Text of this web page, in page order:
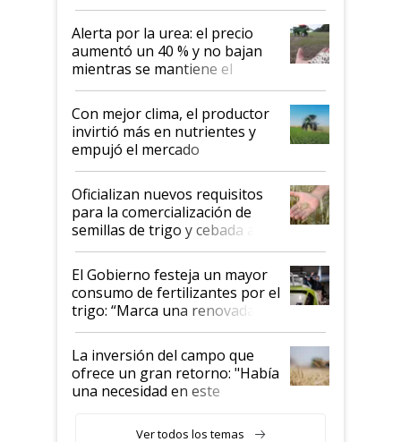
Alerta por la urea: el precio
aumentó un 40 % y no bajan
mientras se mantiene el
conflicto en Medio Oriente
Con mejor clima, el productor
invirtió más en nutrientes y
empujó el mercado
Oficializan nuevos requisitos
para la comercialización de
semillas de trigo y cebada a
granel
El Gobierno festeja un mayor
consumo de fertilizantes por el
trigo: “Marca una renovada
confianza de los productores”
La inversión del campo que
ofrece un gran retorno: "Había
una necesidad en este
Ver todos los temas